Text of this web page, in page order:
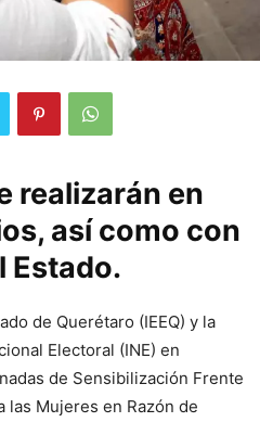
realizarán en
así como con
Estado.
de Querétaro (IEEQ) y la
Electoral (INE) en
de Sensibilización Frente
las Mujeres en Razón de